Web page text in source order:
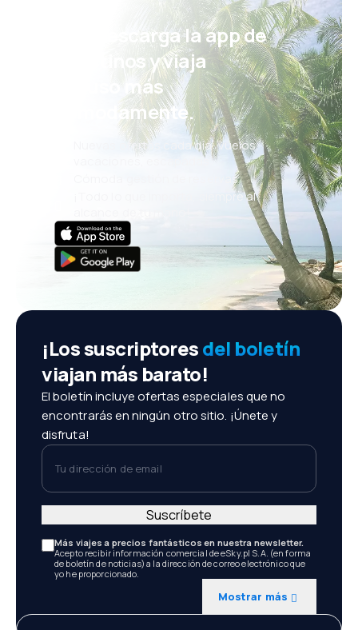
¡Eh! Descarga la app de
eDestinos y viaja
incluso más
cómodamente.
Nuevas ofertas cada día: vuelos,
vacaciones, escapadas
Cómoda gestión de reservas
¡Todo lo que importa, siempre al
¡Los suscriptoresdel boletín
viajan más barato!
El boletín incluye ofertas especiales que no
encontrarás en ningún otro sitio. ¡Únete y
disfruta!
Tu dirección de email
Más viajes a precios fantásticos en nuestra newsletter.
Acepto recibir información comercial de eSky.pl S.A. (en forma
de boletín de noticias) a la dirección de correo electrónico que
yo he proporcionado.
Mostrar más
Suscríbete